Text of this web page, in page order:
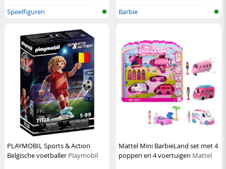
Speelfiguren
Barbie
PLAYMOBIL Sports & Action
Belgische voetballer Playmobil
Mattel Mini BarbieLand set met 4
poppen en 4 voertuigen Mattel